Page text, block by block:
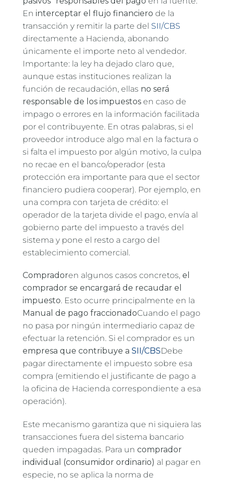
En interceptar el flujo financiero de la
transacción y remitir la parte del SII/CBS
directamente a Hacienda, abonando
únicamente el importe neto al vendedor.
Importante: la ley ha dejado claro que,
aunque estas instituciones realizan la
función de recaudación, ellas no será
responsable de los impuestos en caso de
impago o errores en la información facilitada
por el contribuyente. En otras palabras, si el
proveedor introduce algo mal en la factura o
si falta el impuesto por algún motivo, la culpa
no recae en el banco/operador (esta
protección era importante para que el sector
financiero pudiera cooperar). Por ejemplo, en
una compra con tarjeta de crédito: el
operador de la tarjeta divide el pago, envía al
gobierno parte del impuesto a través del
sistema y pone el resto a cargo del
establecimiento comercial.
Compradoren algunos casos concretos, el
comprador se encargará de recaudar el
impuesto. Esto ocurre principalmente en la
Manual de pago fraccionadoCuando el pago
no pasa por ningún intermediario capaz de
efectuar la retención. Si el comprador es un
empresa que contribuye a SII/CBSDebe
pagar directamente el impuesto sobre esa
compra (emitiendo el justificante de pago a
la oficina de Hacienda correspondiente a esa
operación).
Este mecanismo garantiza que ni siquiera las
transacciones fuera del sistema bancario
queden impagadas. Para un comprador
individual (consumidor ordinario) al pagar en
especie, no se aplica la norma de